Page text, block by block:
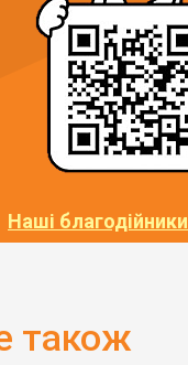
Наші благодійники
також